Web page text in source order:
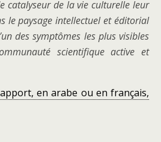
catalyseur de la vie culturelle leur
le paysage intellectuel et éditorial
des symptômes les plus visibles
scientifique active et
en arabe ou en français,